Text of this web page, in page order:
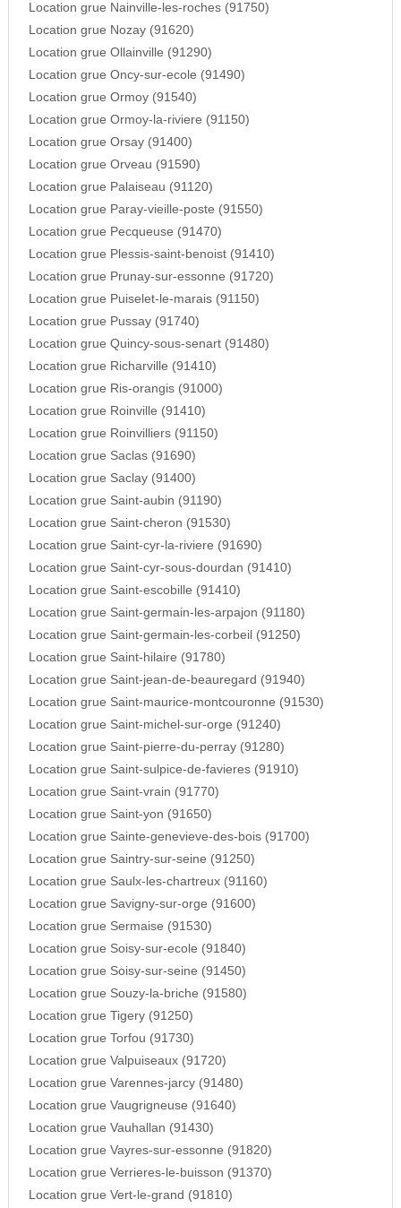
Location grue Nainville-les-roches (91750)
Location grue Nozay (91620)
Location grue Ollainville (91290)
Location grue Oncy-sur-ecole (91490)
Location grue Ormoy (91540)
Location grue Ormoy-la-riviere (91150)
Location grue Orsay (91400)
Location grue Orveau (91590)
Location grue Palaiseau (91120)
Location grue Paray-vieille-poste (91550)
Location grue Pecqueuse (91470)
Location grue Plessis-saint-benoist (91410)
Location grue Prunay-sur-essonne (91720)
Location grue Puiselet-le-marais (91150)
Location grue Pussay (91740)
Location grue Quincy-sous-senart (91480)
Location grue Richarville (91410)
Location grue Ris-orangis (91000)
Location grue Roinville (91410)
Location grue Roinvilliers (91150)
Location grue Saclas (91690)
Location grue Saclay (91400)
Location grue Saint-aubin (91190)
Location grue Saint-cheron (91530)
Location grue Saint-cyr-la-riviere (91690)
Location grue Saint-cyr-sous-dourdan (91410)
Location grue Saint-escobille (91410)
Location grue Saint-germain-les-arpajon (91180)
Location grue Saint-germain-les-corbeil (91250)
Location grue Saint-hilaire (91780)
Location grue Saint-jean-de-beauregard (91940)
Location grue Saint-maurice-montcouronne (91530)
Location grue Saint-michel-sur-orge (91240)
Location grue Saint-pierre-du-perray (91280)
Location grue Saint-sulpice-de-favieres (91910)
Location grue Saint-vrain (91770)
Location grue Saint-yon (91650)
Location grue Sainte-genevieve-des-bois (91700)
Location grue Saintry-sur-seine (91250)
Location grue Saulx-les-chartreux (91160)
Location grue Savigny-sur-orge (91600)
Location grue Sermaise (91530)
Location grue Soisy-sur-ecole (91840)
Location grue Soisy-sur-seine (91450)
Location grue Souzy-la-briche (91580)
Location grue Tigery (91250)
Location grue Torfou (91730)
Location grue Valpuiseaux (91720)
Location grue Varennes-jarcy (91480)
Location grue Vaugrigneuse (91640)
Location grue Vauhallan (91430)
Location grue Vayres-sur-essonne (91820)
Location grue Verrieres-le-buisson (91370)
Location grue Vert-le-grand (91810)